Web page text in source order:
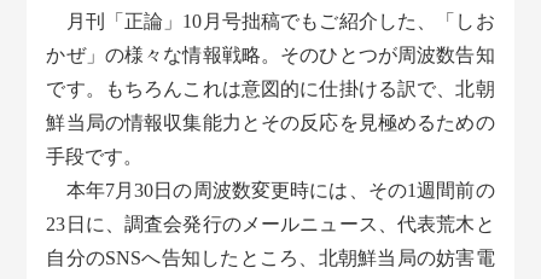
月刊「正論」10月号拙稿でもご紹介した、「しお
かぜ」の様々な情報戦略。そのひとつが周波数告知
です。もちろんこれは意図的に仕掛ける訳で、北朝
鮮当局の情報収集能力とその反応を見極めるための
手段です。
本年7月30日の周波数変更時には、その1週間前の
23日に、調査会発行のメールニュース、代表荒木と
自分のSNSへ告知したところ、北朝鮮当局の妨害電